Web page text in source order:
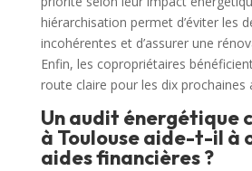
hiérarchisation permet d’éviter les
incohérentes et d’assurer une
Enfin, les copropriétaires
route claire pour les dix prochaines
Un audit énergétique
à Toulouse aide-t-il à
aides financières ?